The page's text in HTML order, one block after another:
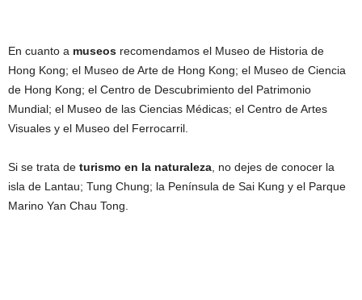
En cuanto a museos recomendamos el Museo de Historia de
Hong Kong; el Museo de Arte de Hong Kong; el Museo de Ciencia
de Hong Kong; el Centro de Descubrimiento del Patrimonio
Mundial; el Museo de las Ciencias Médicas; el Centro de Artes
Visuales y el Museo del Ferrocarril.
Si se trata de turismo en la naturaleza, no dejes de conocer la
isla de Lantau; Tung Chung; la Península de Sai Kung y el Parque
Marino Yan Chau Tong.